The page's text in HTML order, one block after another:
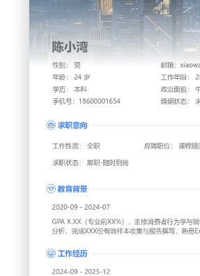
陈小湾
性别: 男年龄: 26 婚姻状
邮箱: xiaowan@gangwan.com电
求职意向
工作经历
XXX教育是专注在线职业技能培